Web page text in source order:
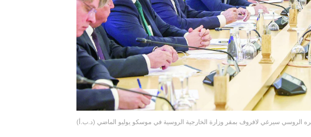
الروسي سيرغي لافروف بمقر وزارة الخارجية الروسية في موسكو يوليو الماضي (د.ب.أ)